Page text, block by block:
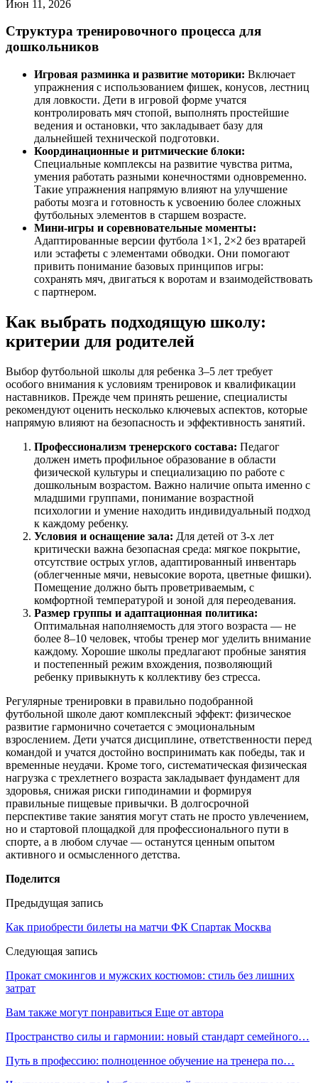
Июн 11, 2026
Структура тренировочного процесса для
дошкольников
Игровая разминка и развитие моторики: Включает
упражнения с использованием фишек, конусов, лестниц
для ловкости. Дети в игровой форме учатся
контролировать мяч стопой, выполнять простейшие
ведения и остановки, что закладывает базу для
дальнейшей технической подготовки.
Координационные и ритмические блоки:
Специальные комплексы на развитие чувства ритма,
умения работать разными конечностями одновременно.
Такие упражнения напрямую влияют на улучшение
работы мозга и готовность к усвоению более сложных
футбольных элементов в старшем возрасте.
Мини-игры и соревновательные моменты:
Адаптированные версии футбола 1×1, 2×2 без вратарей
или эстафеты с элементами обводки. Они помогают
привить понимание базовых принципов игры:
сохранять мяч, двигаться к воротам и взаимодействовать
с партнером.
Как выбрать подходящую школу:
критерии для родителей
Выбор футбольной школы для ребенка 3–5 лет требует
особого внимания к условиям тренировок и квалификации
наставников. Прежде чем принять решение, специалисты
рекомендуют оценить несколько ключевых аспектов, которые
напрямую влияют на безопасность и эффективность занятий.
Профессионализм тренерского состава: Педагог
должен иметь профильное образование в области
физической культуры и специализацию по работе с
дошкольным возрастом. Важно наличие опыта именно с
младшими группами, понимание возрастной
психологии и умение находить индивидуальный подход
к каждому ребенку.
Условия и оснащение зала: Для детей от 3-х лет
критически важна безопасная среда: мягкое покрытие,
отсутствие острых углов, адаптированный инвентарь
(облегченные мячи, невысокие ворота, цветные фишки).
Помещение должно быть проветриваемым, с
комфортной температурой и зоной для переодевания.
Размер группы и адаптационная политика:
Оптимальная наполняемость для этого возраста — не
более 8–10 человек, чтобы тренер мог уделить внимание
каждому. Хорошие школы предлагают пробные занятия
и постепенный режим вхождения, позволяющий
ребенку привыкнуть к коллективу без стресса.
Регулярные тренировки в правильно подобранной
футбольной школе дают комплексный эффект: физическое
развитие гармонично сочетается с эмоциональным
взрослением. Дети учатся дисциплине, ответственности перед
командой и учатся достойно воспринимать как победы, так и
временные неудачи. Кроме того, систематическая физическая
нагрузка с трехлетнего возраста закладывает фундамент для
здоровья, снижая риски гиподинамии и формируя
правильные пищевые привычки. В долгосрочной
перспективе такие занятия могут стать не просто увлечением,
но и стартовой площадкой для профессионального пути в
спорте, а в любом случае — останутся ценным опытом
активного и осмысленного детства.
Поделится
Предыдущая запись
Как приобрести билеты на матчи ФК Спартак Москва
Следующая запись
Прокат смокингов и мужских костюмов: стиль без лишних
затрат
Вам также могут понравиться Еще от автора
Пространство силы и гармонии: новый стандарт семейного…
Путь в профессию: полноценное обучение на тренера по…